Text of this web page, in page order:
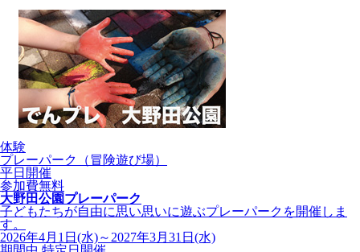
体験
プレーパーク（冒険遊び場）
平日開催
参加費無料
大野田公園プレーパーク
子どもたちが自由に思い思いに遊ぶプレーパークを開催しま
す。
2026年4月1日(水)～2027年3月31日(水)